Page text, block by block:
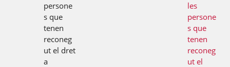
persone
s que
tenen
reconeg
ut el dret
a
les
persone
s que
tenen
reconeg
ut el